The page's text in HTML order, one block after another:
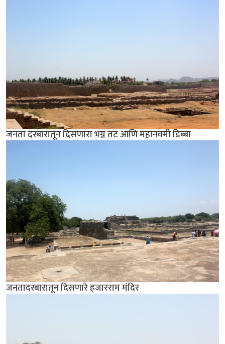
जनता दरबारातून दिसणारा भग्न तट आणि महानवमी डिब्बा
जनतादरबारातून दिसणारे हजारराम मंदिर